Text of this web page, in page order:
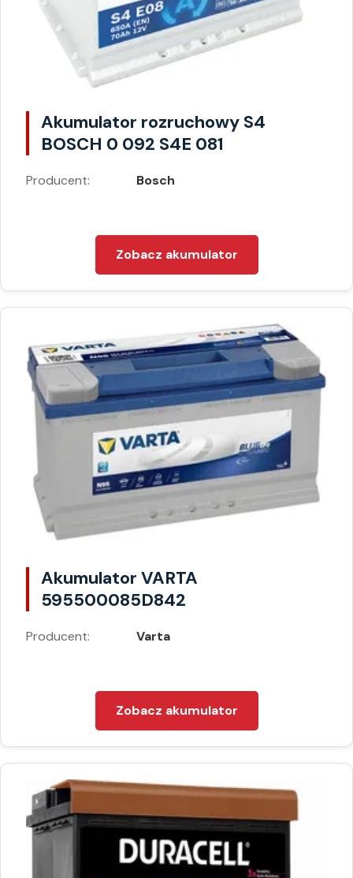
Akumulator rozruchowy S4
BOSCH 0 092 S4E 081
Producent: Bosch
Zobacz akumulator
Akumulator VARTA
595500085D842
Producent: Varta
Zobacz akumulator